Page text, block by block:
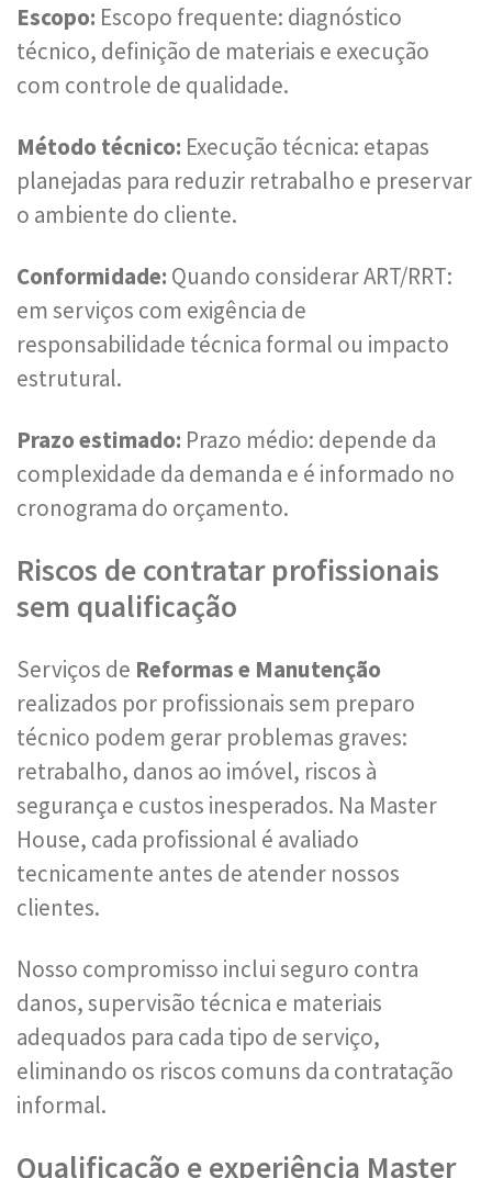
Escopo: Escopo frequente: diagnóstico
técnico, definição de materiais e execução
com controle de qualidade.
Método técnico: Execução técnica: etapas
planejadas para reduzir retrabalho e preservar
o ambiente do cliente.
Conformidade: Quando considerar ART/RRT:
em serviços com exigência de
responsabilidade técnica formal ou impacto
estrutural.
Prazo estimado: Prazo médio: depende da
complexidade da demanda e é informado no
cronograma do orçamento.
Riscos de contratar profissionais
sem qualificação
Serviços de Reformas e Manutenção
realizados por profissionais sem preparo
técnico podem gerar problemas graves:
retrabalho, danos ao imóvel, riscos à
segurança e custos inesperados. Na Master
House, cada profissional é avaliado
tecnicamente antes de atender nossos
clientes.
Nosso compromisso inclui seguro contra
danos, supervisão técnica e materiais
adequados para cada tipo de serviço,
eliminando os riscos comuns da contratação
informal.
Qualificação e experiência Master